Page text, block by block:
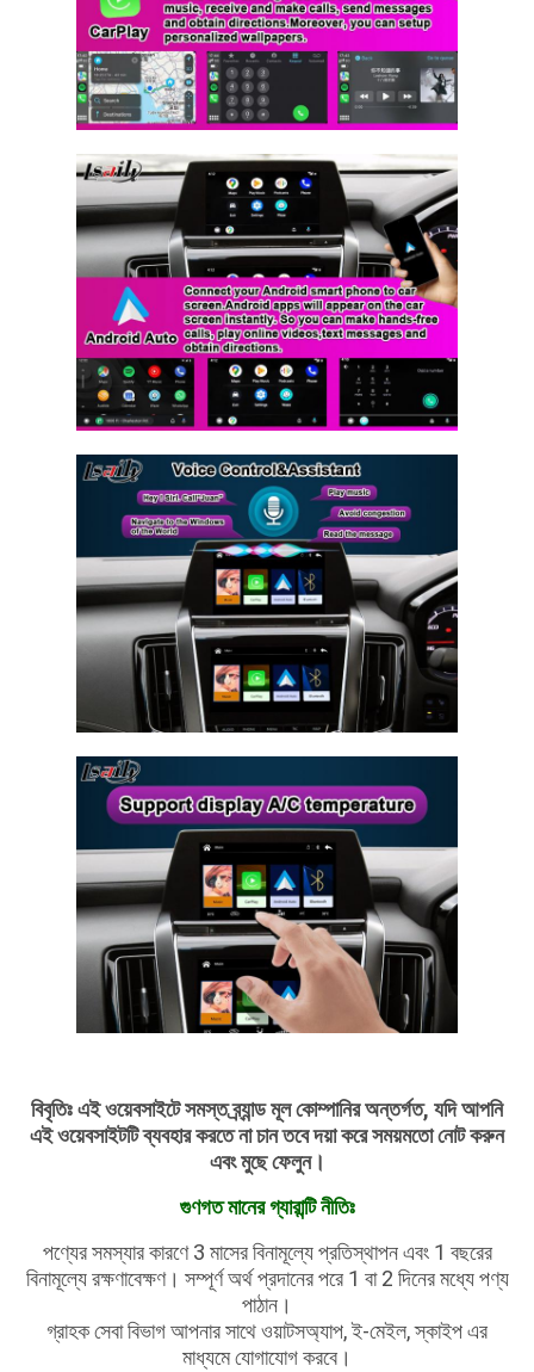
বিবৃতিঃ এই ওয়েবসাইটে সমস্ত ব্র্যান্ড মূল কোম্পানির অন্তর্গত, যদি আপনি
এই ওয়েবসাইটটি ব্যবহার করতে না চান তবে দয়া করে সময়মতো নোট করুন
এবং মুছে ফেলুন।
গুণগত মানের গ্যারান্টি নীতিঃ
পণ্যের সমস্যার কারণে 3 মাসের বিনামূল্যে প্রতিস্থাপন এবং 1 বছরের
বিনামূল্যে রক্ষণাবেক্ষণ। সম্পূর্ণ অর্থ প্রদানের পরে 1 বা 2 দিনের মধ্যে পণ্য
পাঠান।
গ্রাহক সেবা বিভাগ আপনার সাথে ওয়াটসঅ্যাপ, ই-মেইল, স্কাইপ এর
মাধ্যমে যোগাযোগ করবে।